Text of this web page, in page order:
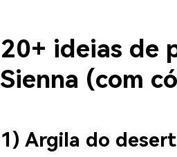
20+ ideias de
Sienna (com
1) Argila do